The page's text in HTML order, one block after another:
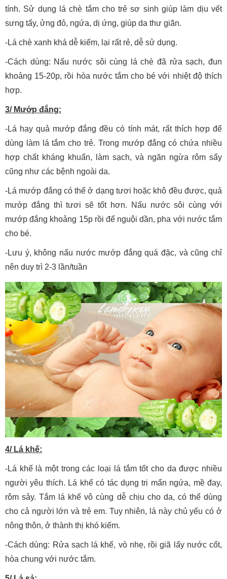
tính. Sử dụng lá chè tắm cho trẻ sơ sinh giúp làm dịu vết
sưng tấy, ửng đỏ, ngứa, dị ứng, giúp da thư giãn.
-Lá chè xanh khá dễ kiếm, lại rất rẻ, dễ sử dụng.
-Cách dùng: Nấu nước sôi cùng lá chè đã rửa sạch, đun
khoảng 15-20p, rồi hòa nước tắm cho bé với nhiệt độ thích
hợp.
3/ Mướp đắng:
-Lá hay quả mướp đắng đều có tính mát, rất thích hợp để
dùng làm lá tắm cho trẻ. Trong mướp đắng có chứa nhiều
hợp chất kháng khuẩn, làm sạch, và ngăn ngừa rôm sẩy
cũng như các bệnh ngoài da.
-Lá mướp đắng có thể ở dạng tươi hoặc khô đều được, quả
mướp đắng thì tươi sẽ tốt hơn. Nấu nước sôi cùng với
mướp đắng khoảng 15p rồi để nguội dần, pha với nước tắm
cho bé.
-Lưu ý, không nấu nước mướp đắng quá đặc, và cũng chỉ
nên duy trì 2-3 lần/tuần
4/ Lá khế:
-Lá khế là một trong các loại lá tắm tốt cho da được nhiều
người yêu thích. Lá khế có tác dụng trị mẩn ngứa, mề đay,
rôm sảy. Tắm lá khế vô cùng dễ chịu cho da, có thể dùng
cho cả người lớn và trẻ em. Tuy nhiên, lá này chủ yếu có ở
nông thôn, ở thành thị khó kiếm.
-Cách dùng: Rửa sạch lá khế, vò nhẹ, rồi giã lấy nước cốt,
hòa chung với nước tắm.